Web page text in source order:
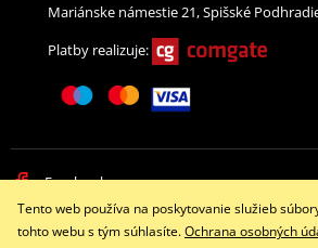
Mariánske námestie 21, Spišské
Platby realizuje:
Facebook
Copyright © 2026
Tento web používa na poskytovanie služieb
tohto webu s tým súhlasíte.Ochrana osobných